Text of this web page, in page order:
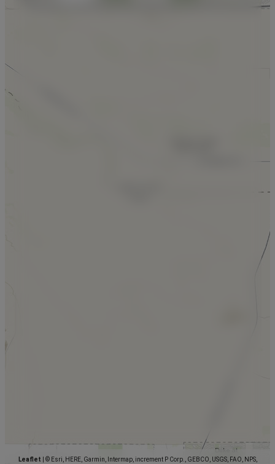
Leaflet
© Esri, HERE, Garmin, Intermap, increment P Corp., GEBCO, USGS, FAO, NPS,